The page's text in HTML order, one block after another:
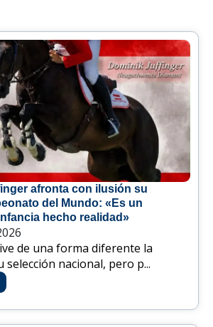
afronta con ilusión su
del Mundo: «Es un
hecho realidad»
de una forma diferente la
selección nacional, pero p...